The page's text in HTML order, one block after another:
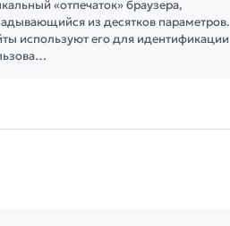
«отпечаток» браузера,
из десятков параметров.
используют его для идентификации